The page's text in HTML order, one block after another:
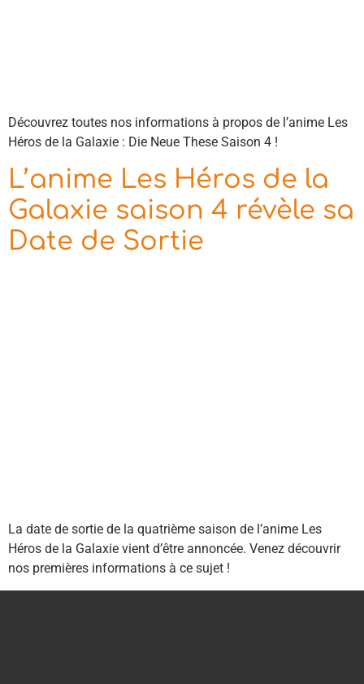
Découvrez toutes nos informations à propos de l’anime Les
Héros de la Galaxie : Die Neue These Saison 4 !
L’anime Les Héros de la
Galaxie saison 4 révèle sa
Date de Sortie
La date de sortie de la quatrième saison de l’anime Les
Héros de la Galaxie vient d’être annoncée. Venez découvrir
nos premières informations à ce sujet !